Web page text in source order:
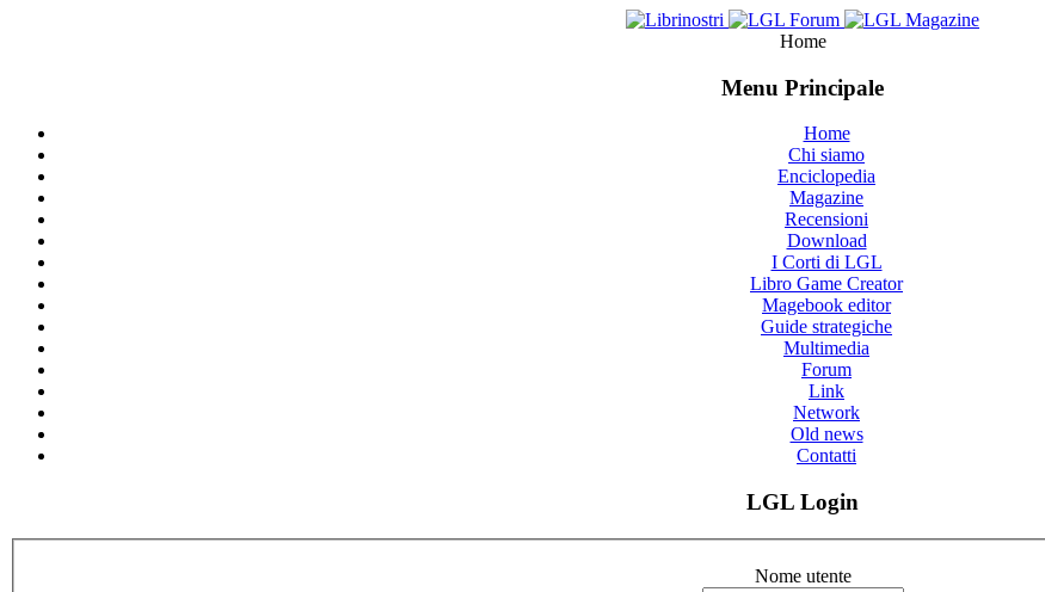
Home
Menu Principale
Home
Chi siamo
Enciclopedia
Magazine
Recensioni
Download
I Corti di LGL
Libro Game Creator
Magebook editor
Guide strategiche
Multimedia
Forum
Link
Network
Old news
Contatti
LGL Login
Nome utente